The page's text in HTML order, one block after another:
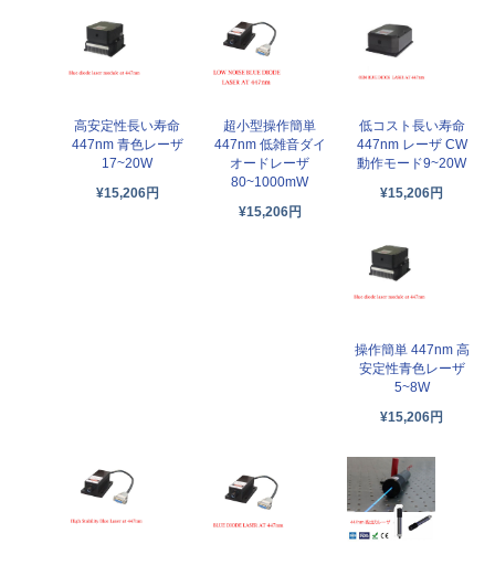
高安定性長い寿命
447nm 青色レーザ
17~20W
¥15,206円
超小型操作簡単
447nm 低雑音ダイ
オードレーザ
80~1000mW
¥15,206円
低コスト長い寿命
447nm レーザ CW
動作モード9~20W
¥15,206円
操作簡単 447nm 高
安定性青色レーザ
5~8W
¥15,206円